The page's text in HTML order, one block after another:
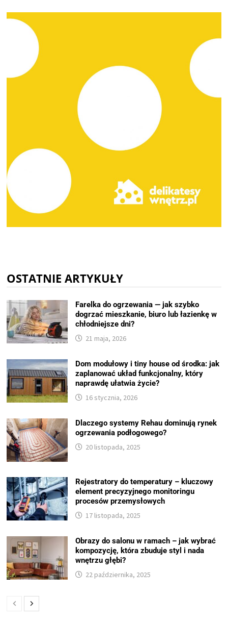
OSTATNIE ARTYKUŁY
Farelka do ogrzewania — jak szybko
dogrzać mieszkanie, biuro lub łazienkę w
chłodniejsze dni?
21 maja, 2026
Dom modułowy i tiny house od środka: jak
zaplanować układ funkcjonalny, który
naprawdę ułatwia życie?
16 stycznia, 2026
Dlaczego systemy Rehau dominują rynek
ogrzewania podłogowego?
20 listopada, 2025
Rejestratory do temperatury – kluczowy
element precyzyjnego monitoringu
procesów przemysłowych
17 listopada, 2025
Obrazy do salonu w ramach – jak wybrać
kompozycję, która zbuduje styl i nada
wnętrzu głębi?
22 października, 2025